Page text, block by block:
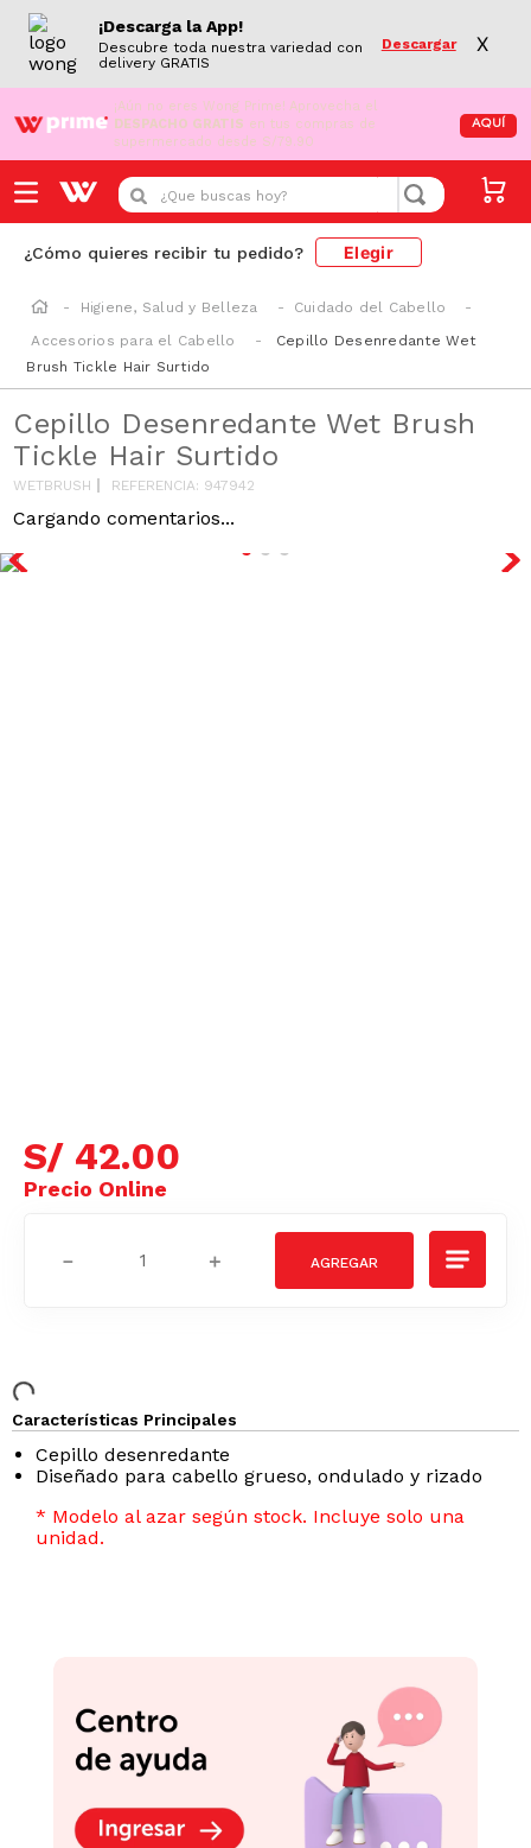
¡Descarga la App!
Descubre toda nuestra variedad con
delivery GRATIS
Descargar X
¡Aún no eres Wong Prime! Aprovecha el
DESPACHO GRATIS en tus compras de
supermercado desde S/79.90
AQUÍ
¿Que buscas hoy?
¿Cómo quieres recibir tu pedido? Elegir
Higiene, Salud y Belleza
Cuidado del Cabello
Accesorios para el Cabello
Cepillo Desenredante Wet
Brush Tickle Hair Surtido
Cepillo Desenredante Wet Brush
Tickle Hair Surtido
WETBRUSH REFERENCIA: 947942
Cargando comentarios...
S/ 42.00
＋
－
Características Principales
Cepillo desenredante
Diseñado para cabello grueso, ondulado y rizado
* Modelo al azar según stock. Incluye solo una
unidad.